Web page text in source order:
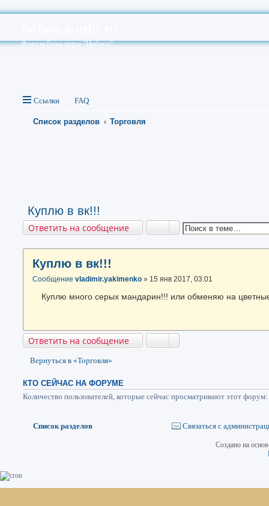
Форум базы игры "Небеса"
Ссылки FAQ
Список разделов Торговля
Куплю в вк!!!
Ответить на сообщение
Куплю в вк!!!
Сообщение vladimir.yakimenko » 15 янв 2017, 03:01
Куплю много серых мандарин!!! или обменяю на
Ответить на сообщение
Вернуться в «Торговля»
КТО СЕЙЧАС НА ФОРУМЕ
Количество пользователей, которые сейчас просматривают этот
Список разделов Связаться с
Создано на